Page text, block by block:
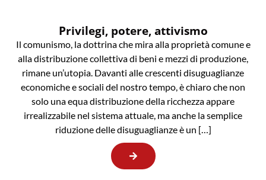
Privilegi, potere, attivismo
Il comunismo, la dottrina che mira alla proprietà comune e
alla distribuzione collettiva di beni e mezzi di produzione,
rimane un’utopia. Davanti alle crescenti disuguaglianze
economiche e sociali del nostro tempo, è chiaro che non
solo una equa distribuzione della ricchezza appare
irrealizzabile nel sistema attuale, ma anche la semplice
riduzione delle disuguaglianze è un […]